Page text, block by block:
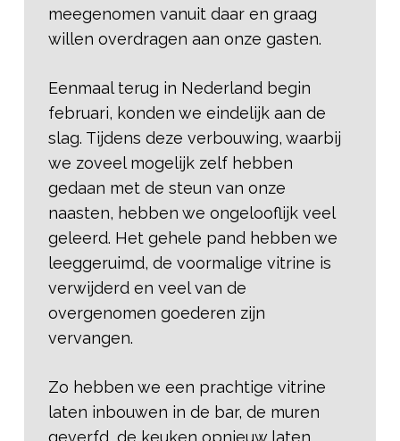
meegenomen vanuit daar en graag
willen overdragen aan onze gasten.
Eenmaal terug in Nederland begin
februari, konden we eindelijk aan de
slag. Tijdens deze verbouwing, waarbij
we zoveel mogelijk zelf hebben
gedaan met de steun van onze
naasten, hebben we ongelooflijk veel
geleerd. Het gehele pand hebben we
leeggeruimd, de voormalige vitrine is
verwijderd en veel van de
overgenomen goederen zijn
vervangen.
Zo hebben we een prachtige vitrine
laten inbouwen in de bar, de muren
geverfd, de keuken opnieuw laten